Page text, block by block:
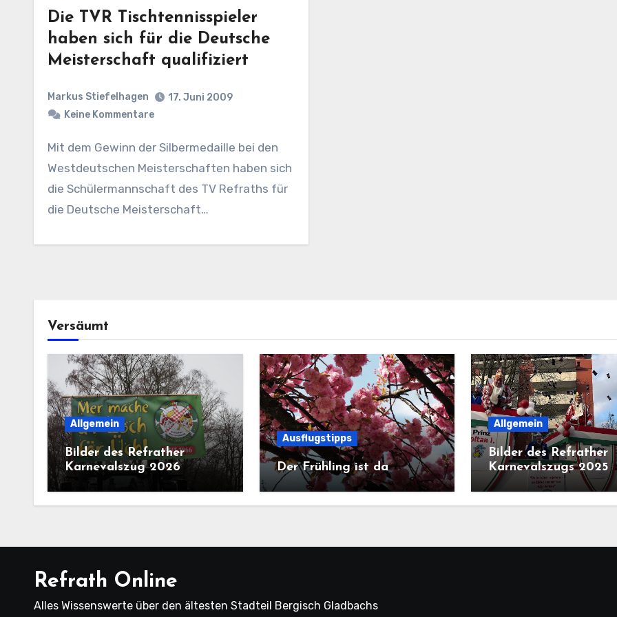
Die TVR Tischtennisspieler
haben sich für die Deutsche
Meisterschaft qualifiziert
Markus Stiefelhagen
17. Juni 2009
Keine Kommentare
Mit dem Gewinn der Silbermedaille bei den
Westdeutschen Meisterschaften haben sich
die Schülermannschaft des TV Refraths für
die Deutsche Meisterschaft…
Versäumt
Allgemein
Bilder des Refrather
Karnevalszug 2026
Ausflugstipps
Der Frühling ist da
Allgemein
Bilder des Refrather
Karnevalszugs 2025
Refrath Online
Alles Wissenswerte über den ältesten Stadteil Bergisch Gladbachs